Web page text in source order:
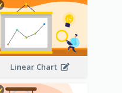
Linear Chart